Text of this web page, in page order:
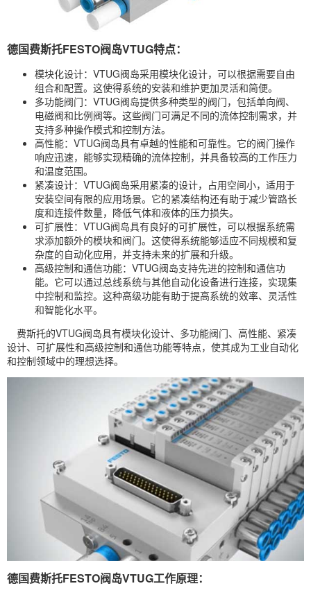
德国费斯托FESTO阀岛VTUG特点：
模块化设计：VTUG阀岛采用模块化设计，可以根据需要自由
组合和配置。这使得系统的安装和维护更加灵活和简便。
多功能阀门：VTUG阀岛提供多种类型的阀门，包括单向阀、
电磁阀和比例阀等。这些阀门可满足不同的流体控制需求，并
支持多种操作模式和控制方法。
高性能：VTUG阀岛具有卓越的性能和可靠性。它的阀门操作
响应迅速，能够实现精确的流体控制，并具备较高的工作压力
和温度范围。
紧凑设计：VTUG阀岛采用紧凑的设计，占用空间小，适用于
安装空间有限的应用场景。它的紧凑结构还有助于减少管路长
度和连接件数量，降低气体和液体的压力损失。
可扩展性：VTUG阀岛具有良好的可扩展性，可以根据系统需
求添加额外的模块和阀门。这使得系统能够适应不同规模和复
杂度的自动化应用，并支持未来的扩展和升级。
高级控制和通信功能：VTUG阀岛支持先进的控制和通信功
能。它可以通过总线系统与其他自动化设备进行连接，实现集
中控制和监控。这种高级功能有助于提高系统的效率、灵活性
和智能化水平。
费斯托的VTUG阀岛具有模块化设计、多功能阀门、高性能、紧凑
设计、可扩展性和高级控制和通信功能等特点，使其成为工业自动化
和控制领域中的理想选择。
德国费斯托FESTO阀岛VTUG工作原理：